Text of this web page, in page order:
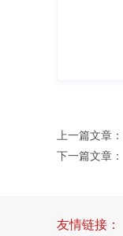
上一篇文章：
下一篇文章：
友情链接：